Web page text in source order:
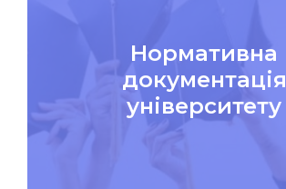
Нормативна
документація
університету